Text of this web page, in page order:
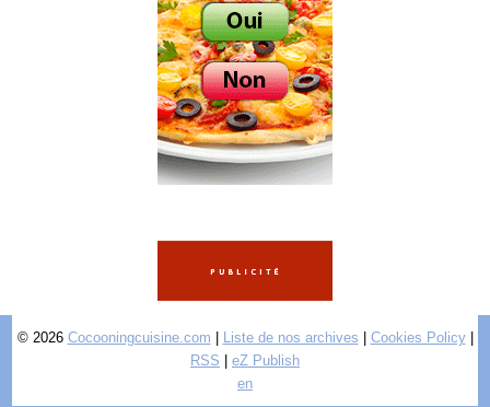
© 2026 Cocooningcuisine.com Liste de nos archives Cookies Policy|
RSS
eZ Publish
en